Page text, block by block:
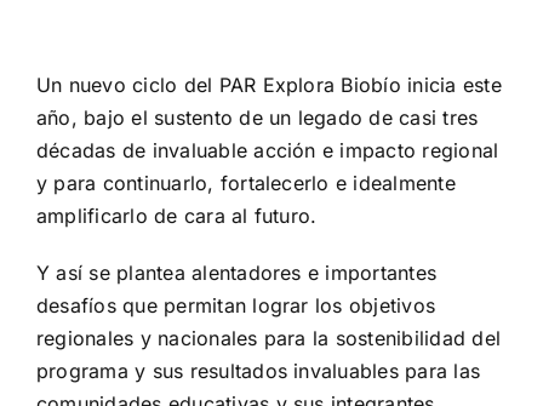
Un nuevo ciclo del PAR Explora Biobío inicia este
año, bajo el sustento de un legado de casi tres
décadas de invaluable acción e impacto regional
y para continuarlo, fortalecerlo e idealmente
amplificarlo de cara al futuro.
Y así se plantea alentadores e importantes
desafíos que permitan lograr los objetivos
regionales y nacionales para la sostenibilidad del
programa y sus resultados invaluables para las